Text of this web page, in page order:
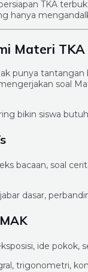
TKA
hanya
Materi TKA
punya
soal
bikin siswa
bacaan, soal
dasar,
ide pokok,
trigonometri,